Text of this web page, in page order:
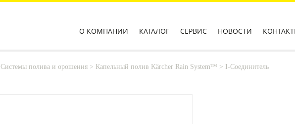
О КОМПАНИИ КАТАЛОГ СЕРВИС НОВОСТИ
Системы полива и орошения > Капельный полив Kärcher Rain System™ > I-Соединитель